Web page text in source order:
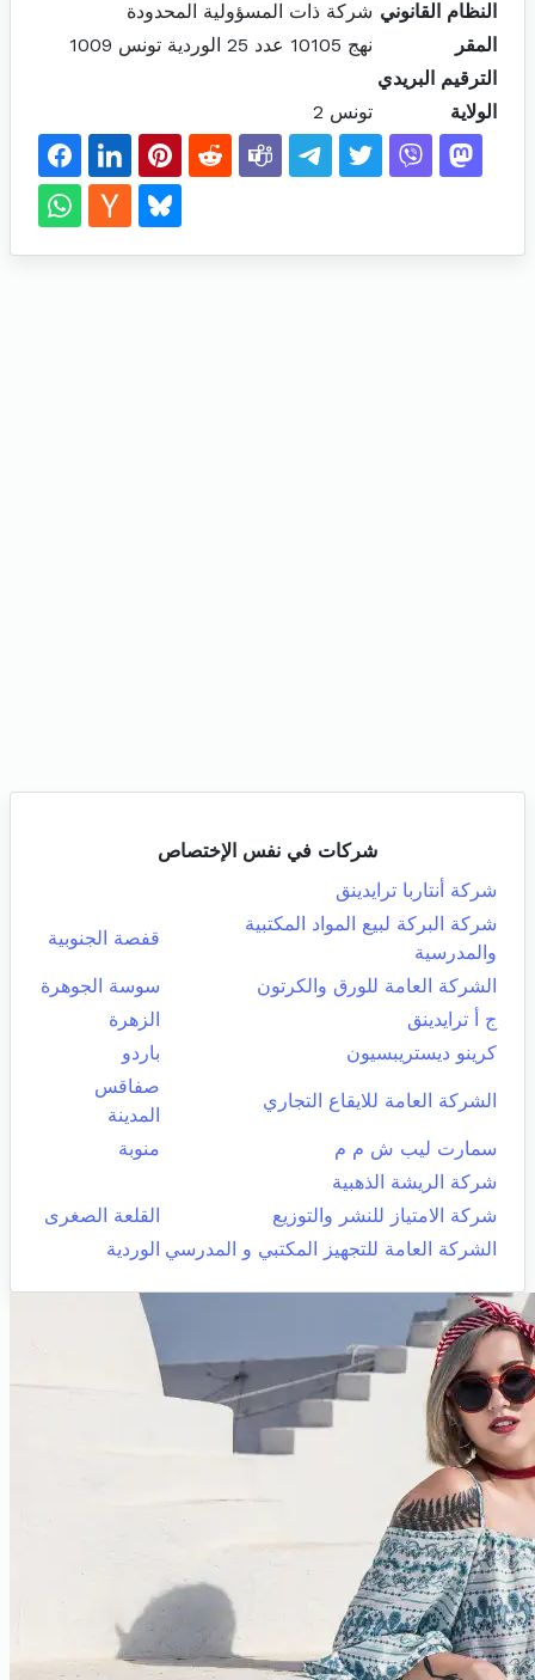
النظام القانوني شركة ذات المسؤولية المحدودة
المقر
نهج 10105 عدد 25 الوردية تونس 1009
الترقيم البريدي
الولاية
تونس 2
شركات في نفس الإختصاص
شركة أنتاربا ترايدينق
شركة البركة لبيع المواد المكتبية
والمدرسية
قفصة الجنوبية
الشركة العامة للورق والكرتون
سوسة الجوهرة
ج أ ترايدينق
الزهرة
كرينو ديستريبسيون
باردو
الشركة العامة للايقاع التجاري
صفاقس
المدينة
سمارت ليب ش م م
منوبة
شركة الريشة الذهبية
شركة الامتياز للنشر والتوزيع
القلعة الصغرى
الشركة العامة للتجهيز المكتبي و المدرسي الوردية